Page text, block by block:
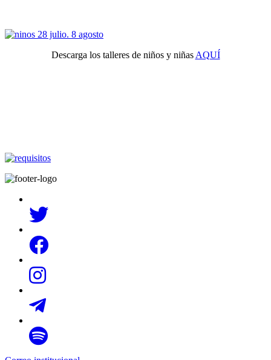
Descarga los talleres de niños y niñas AQUÍ